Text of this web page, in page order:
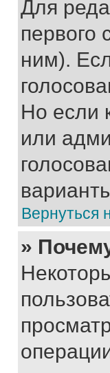
Для
первого
ним).
Но если
или
Вернуться
»